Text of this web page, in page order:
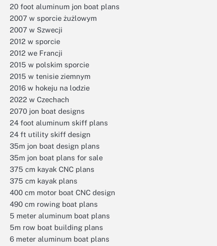
20 foot aluminum jon boat plans
2007 w sporcie żużlowym
2007 w Szwecji
2012 w sporcie
2012 we Francji
2015 w polskim sporcie
2015 w tenisie ziemnym
2016 w hokeju na lodzie
2022 w Czechach
2070 jon boat designs
24 foot aluminum skiff plans
24 ft utility skiff design
35m jon boat design plans
35m jon boat plans for sale
375 cm kayak CNC plans
375 cm kayak plans
400 cm motor boat CNC design
490 cm rowing boat plans
5 meter aluminum boat plans
5m row boat building plans
6 meter aluminum boat plans